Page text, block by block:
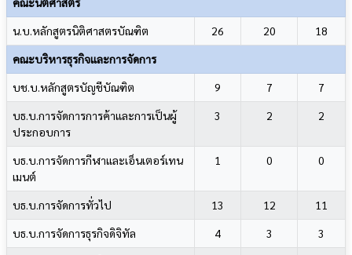
น.บ.หลักสูตรนิติศาสตรบัณฑิต
26 20
18
คณะบริหารธุรกิจและการจัดการ
บช.บ.หลักสูตรบัญชีบัณฑิต
9 7
7
บธ.บ.การจัดการการค้าและการเป็นผู้
ประกอบการ
3 2 2
บธ.บ.การจัดการกีฬาและเอ็นเตอร์เทน
เมนต์
1 0 0
บธ.บ.การจัดการทั่วไป 13 12
11
บธ.บ.การจัดการธุรกิจดิจิทัล
4 3
3